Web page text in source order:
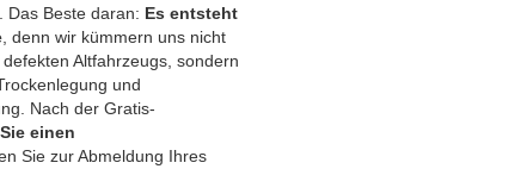
Das Beste daran: Es entsteht
, denn wir kümmern uns nicht
Altfahrzeugs, sondern
und
Nach der Gratis-
einen
Sie zur Abmeldung Ihres